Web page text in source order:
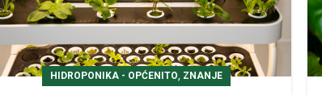
HIDROPONIKA - OPĆENITO, ZNANJE